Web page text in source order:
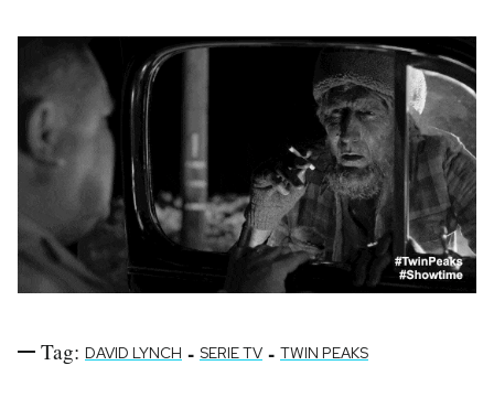
Tag: DAVID LYNCH - SERIE TV - TWIN PEAKS